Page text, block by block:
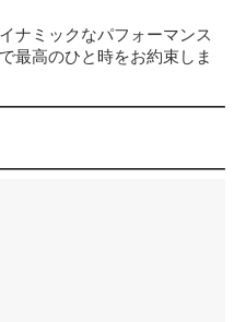
ナミックなパフォーマンス
最高のひと時をお約束しま